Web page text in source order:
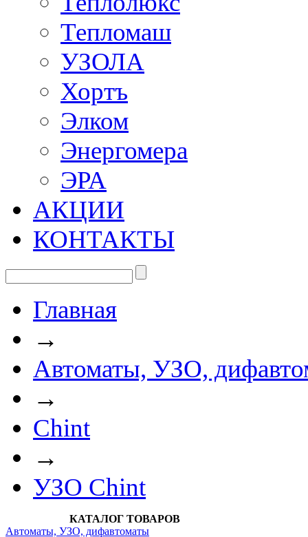
Тепломаш
УЗОЛА
Хортъ
Элком
Энергомера
ЭРА
АКЦИИ
КОНТАКТЫ
Главная
→
Автоматы, УЗО,
→
Chint
→
УЗО Chint
КАТАЛОГ ТОВАРОВ
Автоматы, УЗО, дифавтоматы